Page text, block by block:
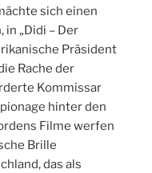
sich einen
„Didi – Der
Präsident
Rache der
Kommissar
hinter den
Filme werfen
Brille
das als